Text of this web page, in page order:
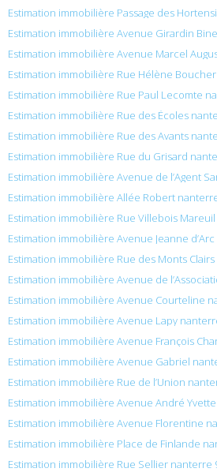
Estimation immobilière Passage des
Estimation immobilière Avenue Girardin
Estimation immobilière Avenue Marcel
Estimation immobilière Rue Hélène
Estimation immobilière Rue Paul Lecomte
Estimation immobilière Rue des Écoles
Estimation immobilière Rue des Avants
Estimation immobilière Rue du Grisard
Estimation immobilière Avenue de l’Agent
Estimation immobilière Allée Robert
Estimation immobilière Rue Villebois
Estimation immobilière Avenue Jeanne
Estimation immobilière Rue des Monts
Estimation immobilière Avenue de
Estimation immobilière Avenue Courteline
Estimation immobilière Avenue Lapy
Estimation immobilière Avenue François
Estimation immobilière Avenue Gabriel
Estimation immobilière Rue de l’Union
Estimation immobilière Avenue André
Estimation immobilière Avenue Florentine
Estimation immobilière Place de Finlande
Estimation immobilière Rue Sellier nanterre